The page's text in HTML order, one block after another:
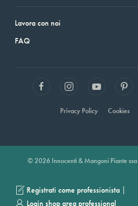
Lavora con noi
FAQ
Privacy Policy Cookies
© 2026 Innocenti & Mangoni Piante ssa
Registrati come professionista |
Login shop area professional